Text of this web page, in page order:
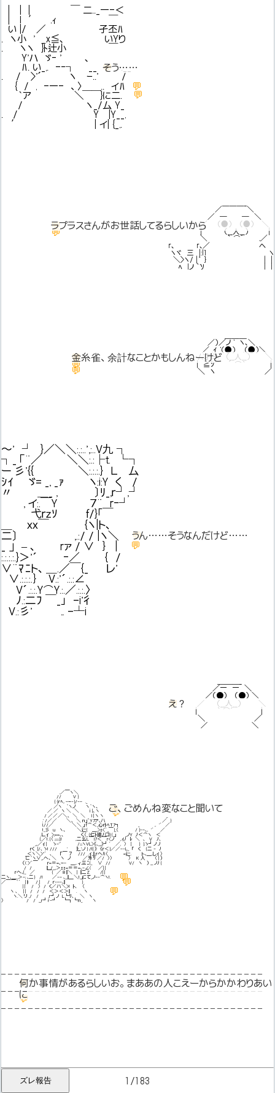
💬
💬
💬
そう……
| | | ￣ 二.._―-＜
| l ′ .ｨ ￣
い |/ ／ 孑丕ﾊ
. ヽ小 ' _x≦､ いYり
. ヽヽ }ﾄ辻小 ￣
Y'ハ ゞ‐ ' ､
ﾊ. い_,. -‐┐ __ ヽ.__
. / >'´ ヽ ｰ..' /
{ / , -―- 、〉＿＿.. イﾊ
｀ア ＼ }に二.
/ ヽ_/厶 Y_
. / Y |Y__,
′ | イ| {_,.
💬
💬
ラプラスさんがお世話してるらしいから
／ ＼
／ ─ ─ ＼
ラプラスさんがお世話してるらしいから ／ （●） （●） ＼
やる夫はよくわかんねーお| （__人__） |
＼ ｀ ⌒´ ,／
r､ r､／ ヘ
ヽヾ 三 |:l1 ヽ
＼>ヽ/ |｀ ｝ | |
ﾍ lノ `'ｿ | |
💬
💬
💬
金糸雀、余計なことかもしんねーけど
／）／ノ ' ヽ､＼
／ .ｲ '（●） .（●）＼
姉妹なら自分で聞いた方が/,'才.ﾐ). （__人__） ＼
いいんじゃねーかお？
| ≧ｼ' ´ ⌒｀ |
＼ ヽ ／
💬
💬
うん……そうなんだけど……
～' ┘ }／＼＼:.:..',:..V九 ┐
┐_ 「¨／ ＼＼:.:├ｔ. └┐
ー 彡'{{ ＼:.:.:.} Ｌ 厶
ｼｲ ゞ= _, _ｧ ヽ:i:Y く /
〃 ＿_ , 〕ﾘ_,ｒ┘,┘
, イ:.￣Y ７¨ r‐┘
弋ｒｚｿ ｆ/}｢￣
＿ ｘｘ￣ {ヽ|ト､
二〕 ,.:/ / |ヽ＼
_ 」 – ､ rァ / ∨ ｝ |
:.:.:.:.}＞'´ ‐／ { /
∨¨ﾏﾆト､ ＿.／￣{_ レ'
∨.:.:.:.｝ V.:'´.:.:∠
V´.:.:.Y⌒Y.:.／.:.:.〉
ﾉ.:二ﾌ ￣_｣ -i'彳
V.:彡' ,. -┴i
💬
え？
／― ― ＼
／（●） （●） ＼
え？／ （__人__） ＼
| ｀ ⌒´ |
＼ ／
／ ＼
💬
💬
💬
💬
💬
ご、ごめんね変なこと聞いて
,／￣ヽ＼
// V }
{ {ｒﾍ,. -ｰ‐}/‐- ._
／ヽ ｀ヽノ ヽ｀ヽ、
／ ／ ヽ ＼ ＼ ｉ |、ヽ
/ ／／／＼､ ＼ ＼ l | ヽ ヽ _
,' /／／ ＼､ ＼ ｎ｣＾Y7ァ､ハ ／ }
l.//／ ＼＼ ｣ f⌒＜_心ｒﾄﾍT7┐ _ ,. '´ ／
!_彡 u ヽ、 ＼辷{ ＿,>ｪ<´_￣}_〈 / }‐-､,. '´ ／
,∟ｲ >;==､、 く.〈_ {仁ﾄ廻ﾉ}コ} {_｣ _ノY ﾉ＜⌒ヽ ＜
{.／!. {〈 ;::::::}.! ,.二幺L￣l7＜￣r<ノ ,.ｲﾉ ﾚ ＼ ､ V ﾉ､
_,.／ｲ | ゝ-'′ /::::ヽVL>《､__,》┘´ ／, 〉 | } }.ゝ┘ノ ,ﾉ
ｒく |/､ ゝ! /// ' 廴':ノ } /!| 》 《ｒ＜}／／-‐L_ ｢ く {二 ‐ ﾉ
＜ヽ＼>''´ ､ 「￣ ７ /// .ｲ._||_ｒへﾊ〈 =辷. ト､＿,.しｲ 〉
匸｀ヽ∨_,.へ、＼ ヽ ノ ／ｦ|! ﾘ ／/ 〉〉 〉 K 人 〈 | ）
（( >'´￣ ｒ=＝=､ｰ- ＿,. ィ.三ﾆ{_ ∨ // V/ ヽ ） __ ノﾉ {
/ / ||__/__,＞ｪｪ=＝＝=､-∠( ／| |
ｒへ､{_ ／ ￣{ ／ 8 ||＼ | ||二Z /| |
二ヽ､＿_＞-; ､二} /! ／‐- ､__||＿＼!_｣|ﾆて_ノ-‐⌒ヽ!.
／￣￣｀´ | |l / | / ｒ‐–‐､|| }
| | / 〉 / く／ハ＼>! ﾄ､ 〈
ヽ ､ | | / / / ＜＞＜＞|| . ヽ
ヽ.＼ リ ,/ / _r┘ノ L└ﾘ､ ＼ ヽ
〉 / / __r┘r‐┘ └┐└ｎ_ ヽ
💬
💬
何か事情があるらしいお。まああの人こえーからかかわりあい
に
– – – – – – – – – – – – – – – – – – – – – – – – – – – – – – – – – – – – – – –
– – – – – – – – – – – – – – – – – – – – – – – – – – – – – – – – – – – – – – –
– – – – – – – – – – – – – – – – – – – – – – – – – – – – – – – – – – – – – – –
＿＿＿_
／ ＼
ズレ報告 1 /183